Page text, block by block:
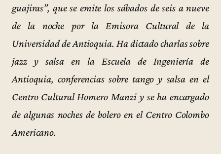
guajiras”, que se emite los sábados de seis a nueve
de la noche por la Emisora Cultural de la
Universidad de Antioquia. Ha dictado charlas sobre
jazz y salsa en la Escuela de Ingeniería de
Antioquia, conferencias sobre tango y salsa en el
Centro Cultural Homero Manzi y se ha encargado
de algunas noches de bolero en el Centro Colombo
Americano.